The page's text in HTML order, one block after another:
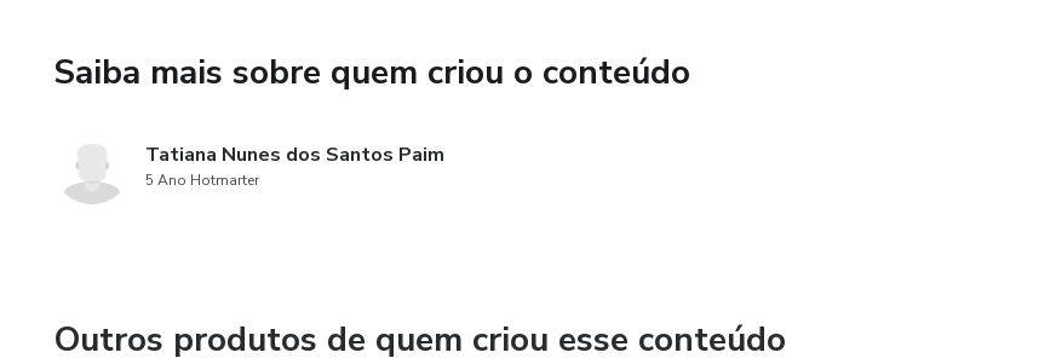
Saiba mais sobre quem criou o conteúdo
Tatiana Nunes dos Santos Paim
5 Ano Hotmarter
Outros produtos de quem criou esse conteúdo